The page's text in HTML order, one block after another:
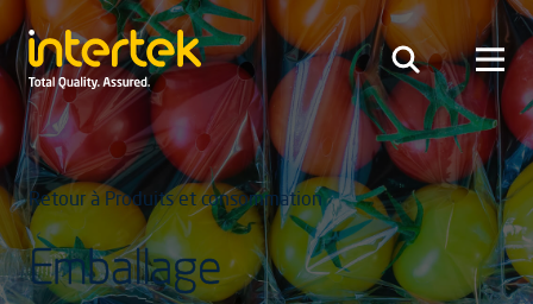
Retour à Produits et consommation
Emballage